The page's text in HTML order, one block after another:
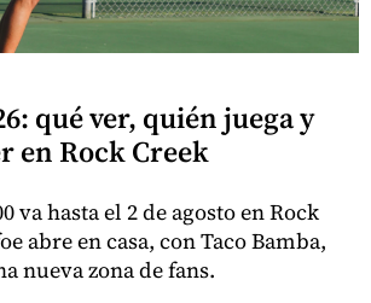
qué ver, quién juega y
en Rock Creek
va hasta el 2 de agosto en Rock
abre en casa, con Taco Bamba,
nueva zona de fans.